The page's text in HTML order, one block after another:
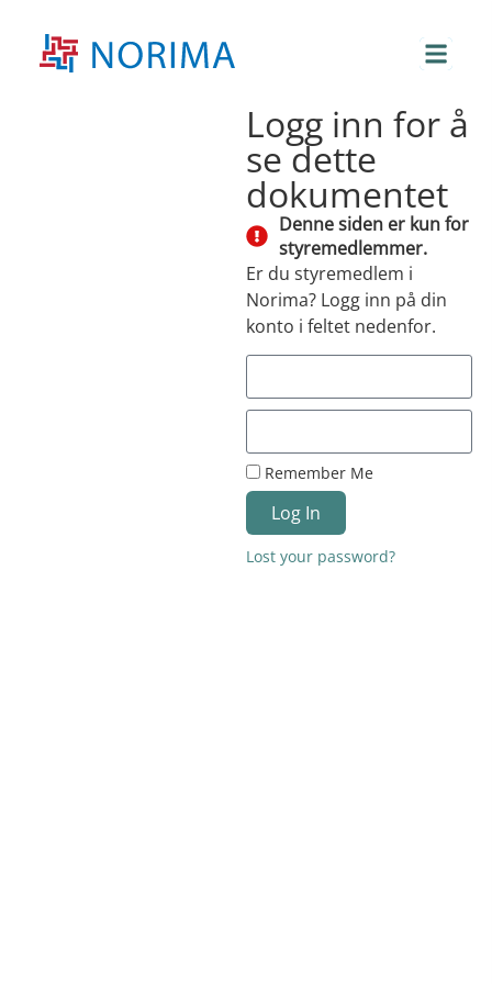
Logg inn for å
se dette
dokumentet
Denne siden er kun for
styremedlemmer.
Er du styremedlem i
Norima? Logg inn på din
konto i feltet nedenfor.
Remember Me
Log In
Lost your password?